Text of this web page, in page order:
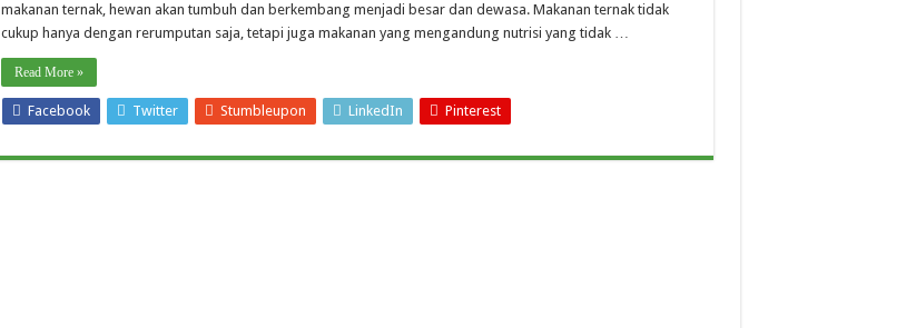
makanan ternak, hewan akan tumbuh dan berkembang menjadi besar dan dewasa. Makanan ternak tidak
cukup hanya dengan rerumputan saja, tetapi juga makanan yang mengandung nutrisi yang tidak …
Read More »
Facebook Twitter Stumbleupon LinkedIn Pinterest